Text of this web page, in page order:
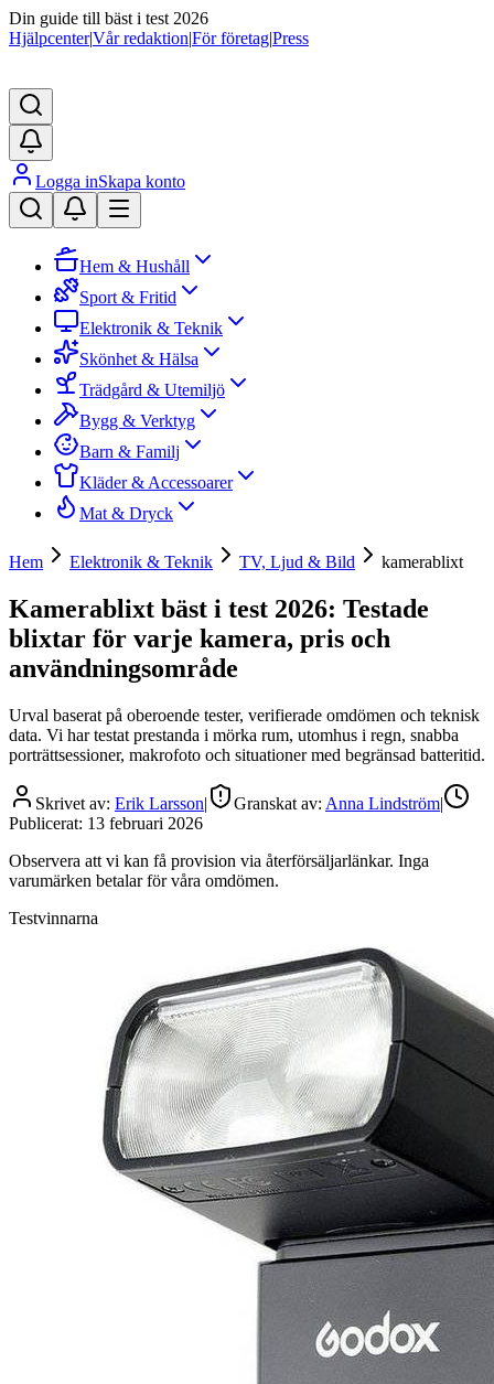
Din guide till bäst i test 2026
Hjälpcenter|Vår redaktion|För företag|Press
Logga inSkapa konto
Hem & Hushåll
Sport & Fritid
Elektronik & Teknik
Skönhet & Hälsa
Trädgård & Utemiljö
Bygg & Verktyg
Barn & Familj
Kläder & Accessoarer
Mat & Dryck
Hem Elektronik & Teknik TV, Ljud & Bild kamerablixt
Kamerablixt bäst i test 2026: Testade
blixtar för varje kamera, pris och
användningsområde
Urval baserat på oberoende tester, verifierade omdömen och teknisk
data. Vi har testat prestanda i mörka rum, utomhus i regn, snabba
porträttsessioner, makrofoto och situationer med begränsad batteritid.
Skrivet av: Erik Larsson| Granskat av: Anna Lindström|
Publicerat: 13 februari 2026
Observera att vi kan få provision via återförsäljarlänkar. Inga
varumärken betalar för våra omdömen.
Testvinnarna